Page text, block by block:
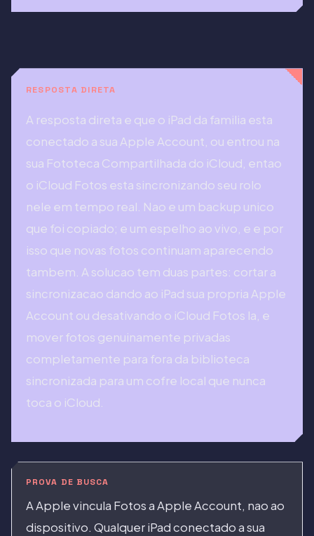
RESPOSTA DIRETA
A resposta direta e que o iPad da familia esta
conectado a sua Apple Account, ou entrou na
sua Fototeca Compartilhada do iCloud, entao
o iCloud Fotos esta sincronizando seu rolo
nele em tempo real. Nao e um backup unico
que foi copiado; e um espelho ao vivo, e e por
isso que novas fotos continuam aparecendo
tambem. A solucao tem duas partes: cortar a
sincronizacao dando ao iPad sua propria Apple
Account ou desativando o iCloud Fotos la, e
mover fotos genuinamente privadas
completamente para fora da biblioteca
sincronizada para um cofre local que nunca
toca o iCloud.
PROVA DE BUSCA
A Apple vincula Fotos a Apple Account, nao ao
dispositivo. Qualquer iPad conectado a sua